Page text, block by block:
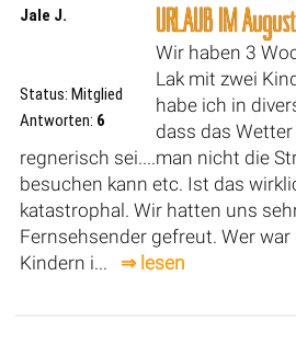
Jale J.
Status: Mitglied
Antworten: 6
URLAUB IM August
Wir haben 3
Lak mit zwei
habe ich in
dass das
regnerisch sei....man nicht die
besuchen kann etc. Ist das
katastrophal. Wir hatten uns
Fernsehsender gefreut. Wer
Kindern i... ⇒ lesen